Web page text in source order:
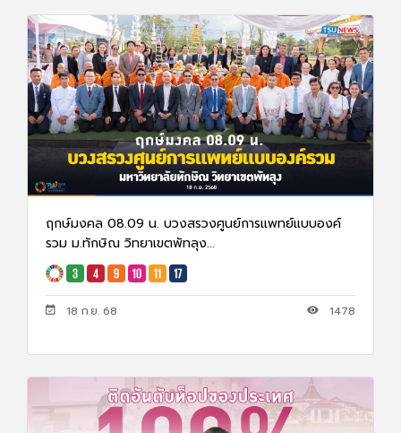
ฤกษ์มงคล 08.09 น. บวงสรวงศูนย์การแพทย์แบบองค์
รวม ม.ทักษิณ วิทยาเขตพัทลุง...
18 ก.ย. 68 1478